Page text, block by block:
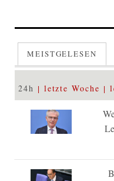
MEISTGELESEN
24h letzte Woche